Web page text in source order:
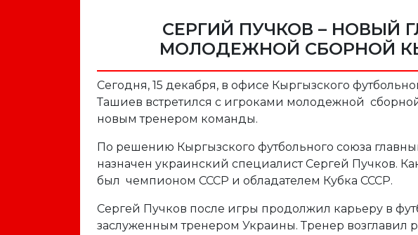
СЕРГИЙ ПУЧКОВ – НОВЫЙ
МОЛОДЕЖНОЙ СБОРНОЙ
Сегодня, 15 декабря, в офисе Кыргызского
Ташиев встретился с игроками молодежной
новым тренером команды.
По решению Кыргызского футбольного союза
назначен украинский специалист Сергей Пучков.
был чемпионом СССР и обладателем Кубка СССР.
Сергей Пучков после игры продолжил карьеру в
заслуженным тренером Украины. Тренер возглавил